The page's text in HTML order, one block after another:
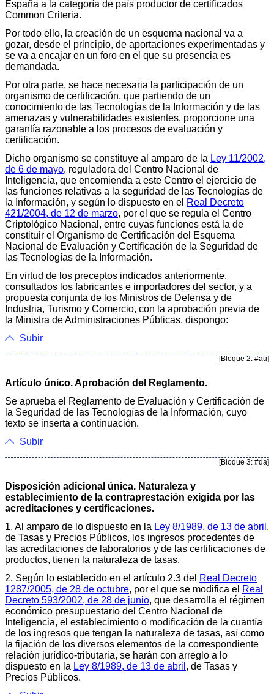
España a la categoría de país productor de certificados
Common Criteria.
Por todo ello, la creación de un esquema nacional va a
gozar, desde el principio, de aportaciones experimentadas y
se va a encajar en un foro en el que su presencia es
demandada.
Por otra parte, se hace necesaria la participación de un
organismo de certificación, que partiendo de un
conocimiento de las Tecnologías de la Información y de las
amenazas y vulnerabilidades existentes, proporcione una
garantía razonable a los procesos de evaluación y
certificación.
Dicho organismo se constituye al amparo de la Ley 11/2002,
de 6 de mayo, reguladora del Centro Nacional de
Inteligencia, que encomienda a este Centro el ejercicio de
las funciones relativas a la seguridad de las Tecnologías de
la Información, y según lo dispuesto en el Real Decreto
421/2004, de 12 de marzo, por el que se regula el Centro
Criptológico Nacional, entre cuyas funciones está la de
constituir el Organismo de Certificación del Esquema
Nacional de Evaluación y Certificación de la Seguridad de
las Tecnologías de la Información.
En virtud de los preceptos indicados anteriormente,
consultados los fabricantes e importadores del sector, y a
propuesta conjunta de los Ministros de Defensa y de
Industria, Turismo y Comercio, con la aprobación previa de
la Ministra de Administraciones Públicas, dispongo:
Subir
[Bloque 2: #au]
Artículo único. Aprobación del Reglamento.
Se aprueba el Reglamento de Evaluación y Certificación de
la Seguridad de las Tecnologías de la Información, cuyo
texto se inserta a continuación.
Subir
[Bloque 3: #da]
Disposición adicional única. Naturaleza y
establecimiento de la contraprestación exigida por las
acreditaciones y certificaciones.
1. Al amparo de lo dispuesto en la Ley 8/1989, de 13 de abril ,
de Tasas y Precios Públicos, los ingresos procedentes de
las acreditaciones de laboratorios y de las certificaciones de
productos, tienen la naturaleza de tasas.
2. Según lo establecido en el artículo 2.3 del Real Decreto
1287/2005, de 28 de octubre, por el que se modifica el Real
Decreto 593/2002, de 28 de junio, que desarrolla el régimen
económico presupuestario del Centro Nacional de
Inteligencia, el establecimiento o modificación de la cuantía
de los ingresos que tengan la naturaleza de tasas, así como
la fijación de los diversos elementos de la correspondiente
relación jurídico-tributaria, se harán con arreglo a lo
dispuesto en la Ley 8/1989, de 13 de abril , de Tasas y
Precios Públicos.